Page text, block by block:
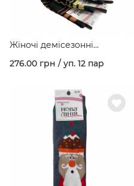
Жіночі демісезонні
шкарпетки стрейчеві
темне асорті в упаковці
276.00 грн / уп. 12 пар